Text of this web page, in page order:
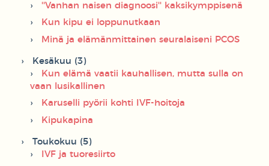
''Vanhan naisen diagnoosi'' kaksikymppisenä
Kun kipu ei loppunutkaan
Minä ja elämänmittainen seuralaiseni PCOS
Kesäkuu (3)
Kun elämä vaatii kauhallisen, mutta sulla on
vaan lusikallinen
Karuselli pyörii kohti IVF-hoitoja
Kipukapina
Toukokuu (5)
IVF ja tuoresiirto